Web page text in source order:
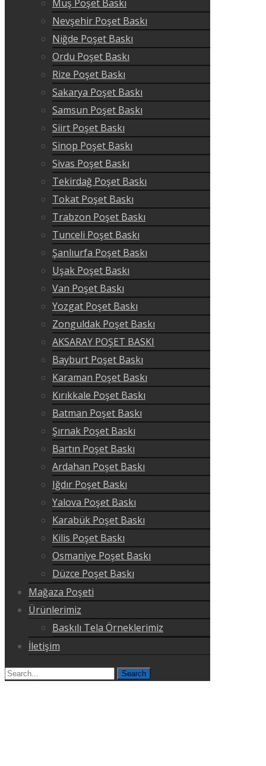
Muş Poşet Baskı
Nevşehir Poşet Baskı
Niğde Poşet Baskı
Ordu Poşet Baskı
Rize Poşet Baskı
Sakarya Poşet Baskı
Samsun Poşet Baskı
Siirt Poşet Baskı
Sinop Poşet Baskı
Sivas Poşet Baskı
Tekirdağ Poşet Baskı
Tokat Poşet Baskı
Trabzon Poşet Baskı
Tunceli Poşet Baskı
Şanlıurfa Poşet Baskı
Uşak Poşet Baskı
Van Poşet Baskı
Yozgat Poşet Baskı
Zonguldak Poşet Baskı
AKSARAY POŞET BASKI
Bayburt Poşet Baskı
Karaman Poşet Baskı
Kırıkkale Poşet Baskı
Batman Poşet Baskı
Şırnak Poşet Baskı
Bartın Poşet Baskı
Ardahan Poşet Baskı
Iğdır Poşet Baskı
Yalova Poşet Baskı
Karabük Poşet Baskı
Kilis Poşet Baskı
Osmaniye Poşet Baskı
Düzce Poşet Baskı
Mağaza Poşeti
Ürünlerimiz
Baskılı Tela Örneklerimiz
İletişim
Search